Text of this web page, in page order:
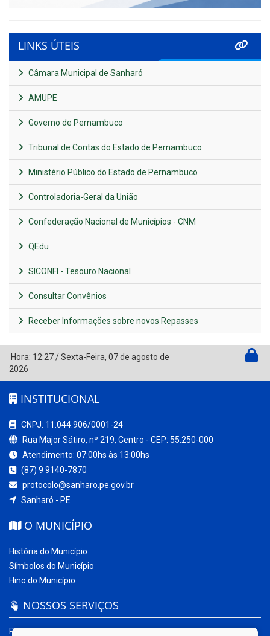
LINKS ÚTEIS
Câmara Municipal de Sanharó
AMUPE
Governo de Pernambuco
Tribunal de Contas do Estado de Pernambuco
Ministério Público do Estado de Pernambuco
Controladoria-Geral da União
Confederação Nacional de Municípios - CNM
QEdu
SICONFI - Tesouro Nacional
Consultar Convênios
Receber Informações sobre novos Repasses
Hora: 12:27/Sexta-Feira, 07 de agosto de
2026
INSTITUCIONAL
CNPJ: 11.044.906/0001-24
Rua Major Sátiro, nº 219, Centro - CEP: 55.250-000
Atendimento: 07:00hs às 13:00hs
(87) 9 9140-7870
protocolo@sanharo.pe.gov.br
Sanharó - PE
O MUNICÍPIO
História do Município
Símbolos do Município
Hino do Município
NOSSOS SERVIÇOS
Portal da Transparência